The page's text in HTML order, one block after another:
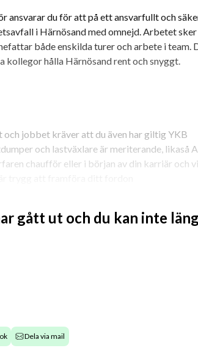
ansvarar du för att på ett ansvarfullt och
i Härnösand med omnejd. Arbetet sker
både enskilda turer och arbete i team.
kollegor hålla Härnösand rent och snyggt.
och jobbet kräver att du även har giltig YKB
och lastväxlare är meriterande, likaså
chaufför eller i början av din karriär och
svenska.
med din ansökan redan idag!
gått ut och du kan inte
Dela via mail